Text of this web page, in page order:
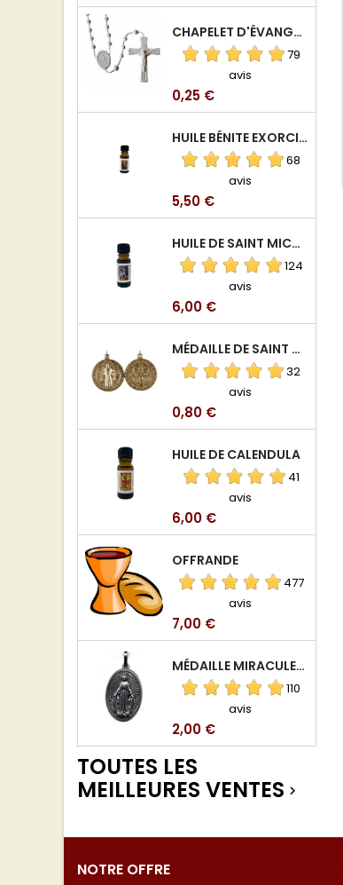
CHAPELET D'ÉVANGÉLISATION
79
avis
Prix
0,25 €
HUILE BÉNITE EXORCISÉE
68
avis
Prix
5,50 €
HUILE DE SAINT MICHEL ARCHANGE
124
avis
Prix
6,00 €
MÉDAILLE DE SAINT BENOIT EN ALUMINIUM
32
avis
Prix
0,80 €
HUILE DE CALENDULA
41
avis
Prix
6,00 €
OFFRANDE
477
avis
Prix
7,00 €
MÉDAILLE MIRACULEUSE DE VIERGE DE LA RUE DU BAC
110
avis
Prix
2,00 €
TOUTES LES
MEILLEURES VENTES 
NOTRE OFFRE